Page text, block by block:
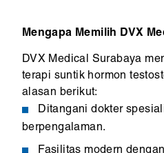
Mengapa Memilih DVX
DVX Medical Surabaya
terapi suntik hormon
alasan berikut:
Ditangani dokter
berpengalaman.
Fasilitas modern